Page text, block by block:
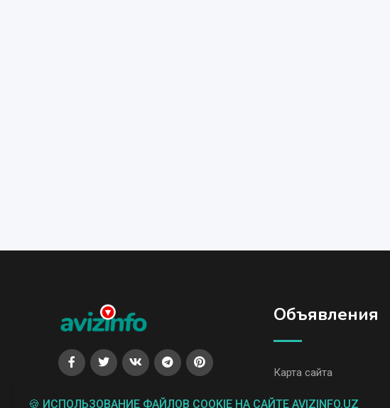
Объявления
Карта сайта
Все объявления,
🍪 ИСПОЛЬЗОВАНИЕ ФАЙЛОВ COOKIE НА САЙТЕ AVIZINFO.UZ